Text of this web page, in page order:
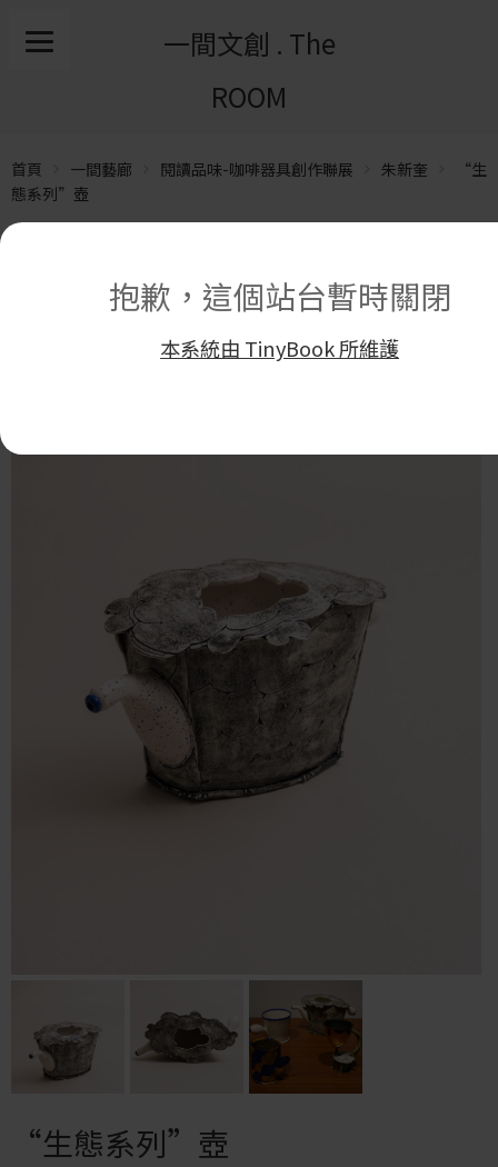
抱歉，這個站台暫時關閉
本系統由 TinyBook 所維護
一間文創 . The
ROOM
首頁 一間藝廊 閱讀品味-咖啡器具創作聯展 朱新奎
“生
態系列”壺
“生態系列”壺